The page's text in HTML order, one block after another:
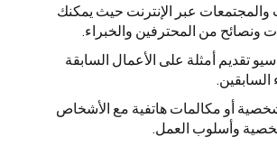
والمجتمعات عبر الإنترنت حيث يمكنك
ونصائح من المحترفين والخبراء.
تقديم أمثلة على الأعمال السابقة
أو مكالمات هاتفية مع الأشخاص
وأسلوب العمل.